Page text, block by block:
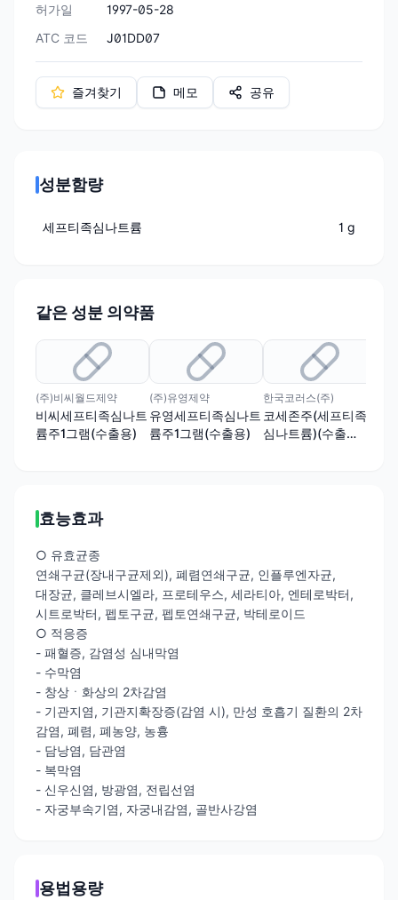
허가일
1997-05-28
ATC 코드
J01DD07
즐겨찾기 메모 공유
성분함량
세프티족심나트륨 1 g
같은 성분 의약품
(주)비씨월드제약
비씨세프티족심나트
륨주1그램(수출용)
(주)유영제약
유영세프티족심나트
륨주1그램(수출용)
한국코러스(주)
코세존주(세프티족
심나트륨)(수출
효능효과
○ 유효균종
연쇄구균(장내구균제외), 폐렴연쇄구균, 인플루엔자균,
대장균, 클레브시엘라, 프로테우스, 세라티아, 엔테로박터,
시트로박터, 펩토구균, 펩토연쇄구균, 박테로이드
○ 적응증
- 패혈증, 감염성 심내막염
- 수막염
- 창상ㆍ화상의 2차감염
- 기관지염, 기관지확장증(감염 시), 만성 호흡기 질환의 2차
감염, 폐렴, 폐농양, 농흉
- 담낭염, 담관염
- 복막염
- 신우신염, 방광염, 전립선염
- 자궁부속기염, 자궁내감염, 골반사강염
용법용량